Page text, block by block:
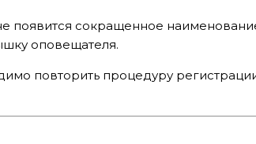
появится сокращенное
оповещателя.
повторить процедуру